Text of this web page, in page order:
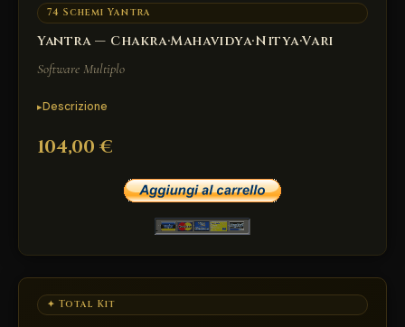
74 Schemi Yantra
Yantra — Chakra·Mahavidya·Nitya·Vari
Software Multiplo
Descrizione
104,00 €
✦ Total Kit